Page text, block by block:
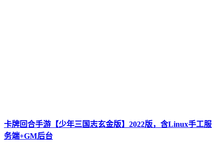
卡牌回合手游【少年三国志玄金版】2022版，含Linux手工服
务端+GM后台